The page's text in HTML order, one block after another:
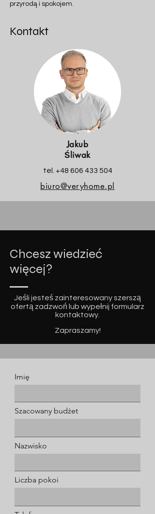
przyrodą i spokojem.
Kontakt
Jakub
Śliwak
tel. ‭+48 606 433 504
biuro@veryhome.pl
Chcesz wiedzieć
więcej?
Jeśli jesteś zainteresowany szerszą
ofertą zadzwoń lub wypełnij formularz
kontaktowy.
Zapraszamy!
Imię
Szacowany budżet
Nazwisko
Liczba pokoi